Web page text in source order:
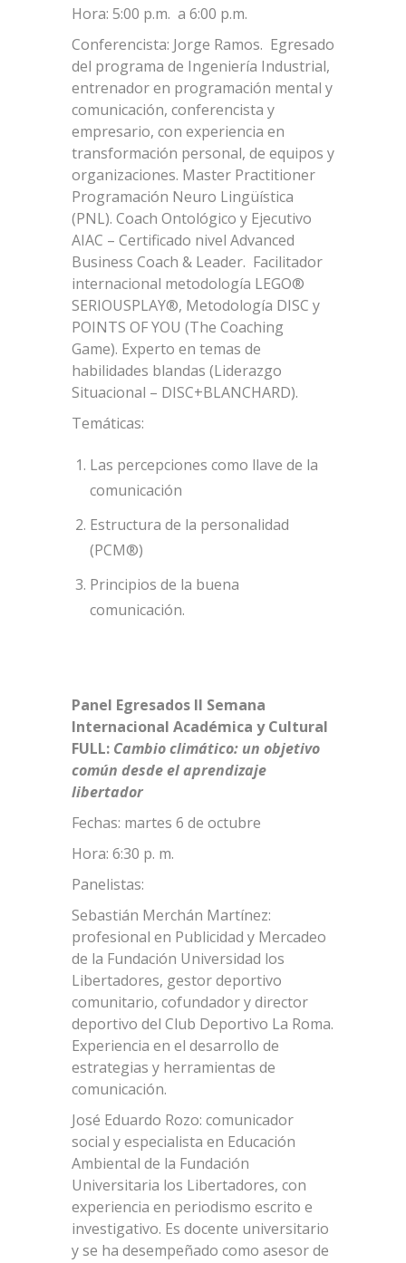
Hora: 5:00 p.m. a 6:00 p.m.
Conferencista: Jorge Ramos. Egresado
del programa de Ingeniería Industrial,
entrenador en programación mental y
comunicación, conferencista y
empresario, con experiencia en
transformación personal, de equipos y
organizaciones. Master Practitioner
Programación Neuro Lingüística
(PNL). Coach Ontológico y Ejecutivo
AIAC – Certificado nivel Advanced
Business Coach & Leader. Facilitador
internacional metodología LEGO®
SERIOUSPLAY®, Metodología DISC y
POINTS OF YOU (The Coaching
Game). Experto en temas de
habilidades blandas (Liderazgo
Situacional – DISC+BLANCHARD).
Temáticas:
Las percepciones como llave de la
comunicación
Estructura de la personalidad
(PCM®)
Principios de la buena
comunicación.
Panel Egresados II Semana
Internacional Académica y Cultural
FULL: Cambio climático: un objetivo
común desde el aprendizaje
libertador
Fechas: martes 6 de octubre
Hora: 6:30 p. m.
Panelistas:
Sebastián Merchán Martínez:
profesional en Publicidad y Mercadeo
de la Fundación Universidad los
Libertadores, gestor deportivo
comunitario, cofundador y director
deportivo del Club Deportivo La Roma.
Experiencia en el desarrollo de
estrategias y herramientas de
comunicación.
José Eduardo Rozo: comunicador
social y especialista en Educación
Ambiental de la Fundación
Universitaria los Libertadores, con
experiencia en periodismo escrito e
investigativo. Es docente universitario
y se ha desempeñado como asesor de